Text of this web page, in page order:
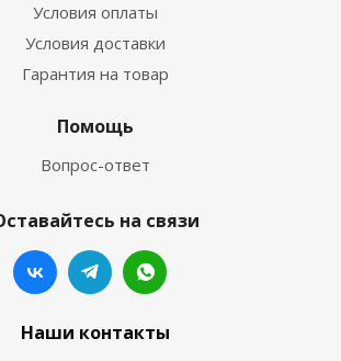
Условия оплаты
Условия доставки
Гарантия на товар
Помощь
Вопрос-ответ
на связи
Наши контакты